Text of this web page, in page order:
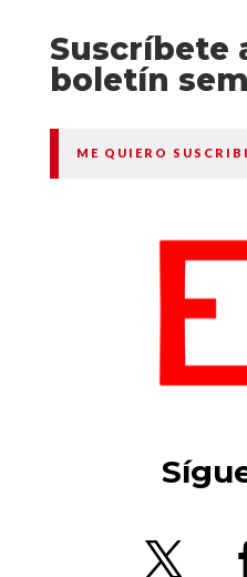
Suscríbete
boletín
ME QUIERO